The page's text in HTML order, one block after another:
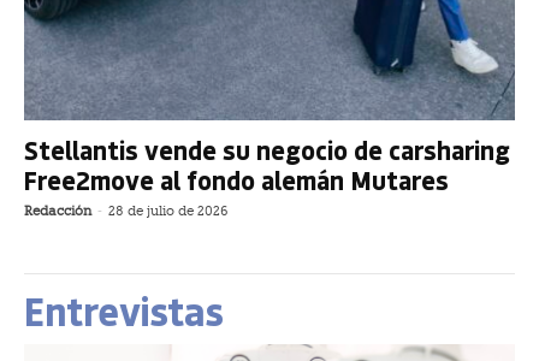
Stellantis vende su negocio de carsharing
Free2move al fondo alemán Mutares
Redacción - 28 de julio de 2026
Entrevistas